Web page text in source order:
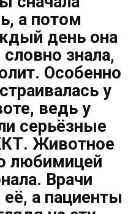
а потом
день она
знала,
Особенно
у
ведь у
серьёзные
Животное
любимицей
Врачи
а пациенты